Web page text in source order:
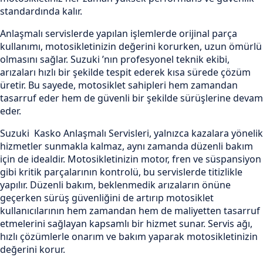
standardında kalır.
Anlaşmalı servislerde yapılan işlemlerde orijinal parça
kullanımı, motosikletinizin değerini korurken, uzun ömürlü
olmasını sağlar. Suzuki ’nın profesyonel teknik ekibi,
arızaları hızlı bir şekilde tespit ederek kısa sürede çözüm
üretir. Bu sayede, motosiklet sahipleri hem zamandan
tasarruf eder hem de güvenli bir şekilde sürüşlerine devam
eder.
Suzuki Kasko Anlaşmalı Servisleri, yalnızca kazalara yönelik
hizmetler sunmakla kalmaz, aynı zamanda düzenli bakım
için de idealdir. Motosikletinizin motor, fren ve süspansiyon
gibi kritik parçalarının kontrolü, bu servislerde titizlikle
yapılır. Düzenli bakım, beklenmedik arızaların önüne
geçerken sürüş güvenliğini de artırıp motosiklet
kullanıcılarının hem zamandan hem de maliyetten tasarruf
etmelerini sağlayan kapsamlı bir hizmet sunar. Servis ağı,
hızlı çözümlerle onarım ve bakım yaparak motosikletinizin
değerini korur.